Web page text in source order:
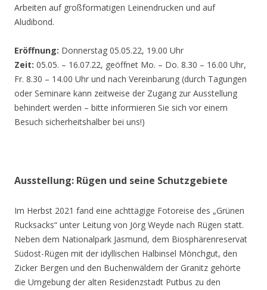
Arbeiten auf großformatigen Leinendrucken und auf
Aludibond.
Eröffnung: Donnerstag 05.05.22, 19.00 Uhr
Zeit: 05.05. – 16.07.22, geöffnet Mo. – Do. 8.30 – 16.00 Uhr,
Fr. 8.30 – 14.00 Uhr und nach Vereinbarung (durch Tagungen
oder Seminare kann zeitweise der Zugang zur Ausstellung
behindert werden – bitte informieren Sie sich vor einem
Besuch sicherheitshalber bei uns!)
Ausstellung: Rügen und seine Schutzgebiete
Im Herbst 2021 fand eine achttägige Fotoreise des „Grünen
Rucksacks“ unter Leitung von Jörg Weyde nach Rügen statt.
Neben dem Nationalpark Jasmund, dem Biosphärenreservat
Südost-Rügen mit der idyllischen Halbinsel Mönchgut, den
Zicker Bergen und den Buchenwäldern der Granitz gehörte
die Umgebung der alten Residenzstadt Putbus zu den